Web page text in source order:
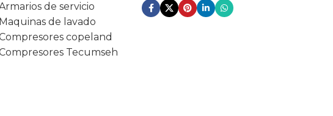
de servicio
Maquinas de lavado
copeland
Tecumseh